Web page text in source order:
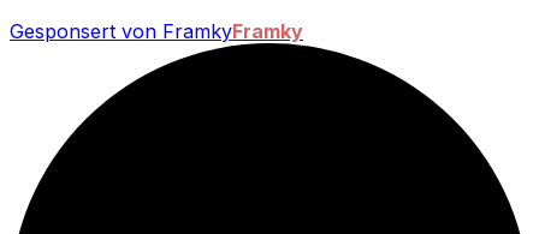
Gesponsert von FramkyFramky